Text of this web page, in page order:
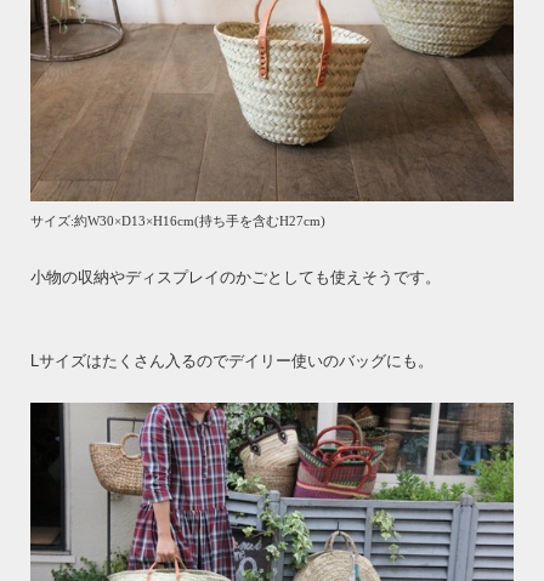
サイズ:約W30×D13×H16cm(持ち手を含むH27cm)
小物の収納やディスプレイのかごとしても使えそうです。
Lサイズはたくさん入るのでデイリー使いのバッグにも。